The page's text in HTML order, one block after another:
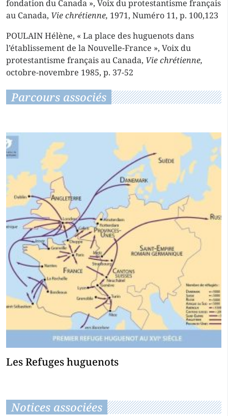
fondation du Canada », Voix du protestantisme français
au Canada, Vie chrétienne, 1971, Numéro 11, p. 100,123
POULAIN Hélène, « La place des huguenots dans
l’établissement de la Nouvelle-France », Voix du
protestantisme français au Canada, Vie chrétienne,
octobre-novembre 1985, p. 37-52
Parcours associés
Les Refuges huguenots
Notices associées